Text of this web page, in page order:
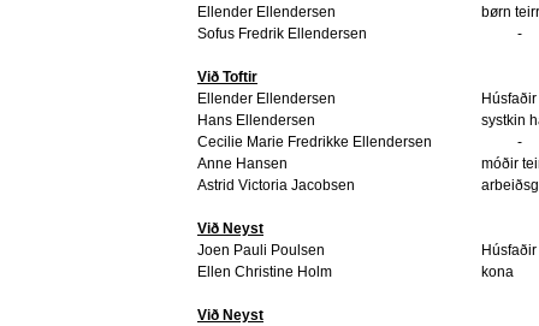
Ellender Ellendersen
børn
Sofus Fredrik Ellendersen
-
Við Toftir
Ellender Ellendersen
Húsfaðir
Hans Ellendersen
systkin
Cecilie Marie Fredrikke Ellendersen
-
Anne Hansen
móðir
Astrid Victoria Jacobsen
Við Neyst
Joen Pauli Poulsen
Húsfaðir
Ellen Christine Holm
kona
Við Neyst